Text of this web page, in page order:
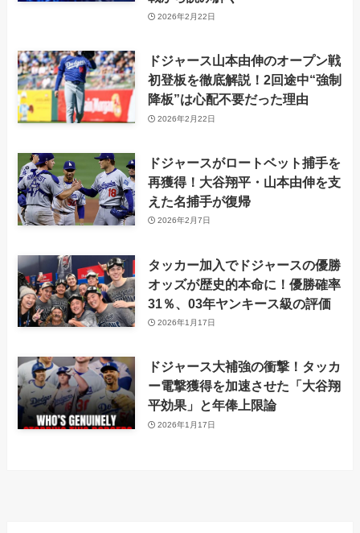
2026年2月22日
ドジャース山本由伸のオープン戦
初登板を徹底解説！2回途中“強制
降板”は心配不要だった理由
2026年2月22日
ドジャースがロートベット捕手を
再獲得！大谷翔平・山本由伸を支
えた名捕手が復帰
2026年2月7日
タッカー加入でドジャースの優勝
オッズが歴史的本命に！優勝確率
31％、03年ヤンキース級の評価
2026年1月17日
ドジャース大補強の衝撃！タッカ
ー電撃獲得を加速させた「大谷翔
平効果」と年俸上限論
2026年1月17日